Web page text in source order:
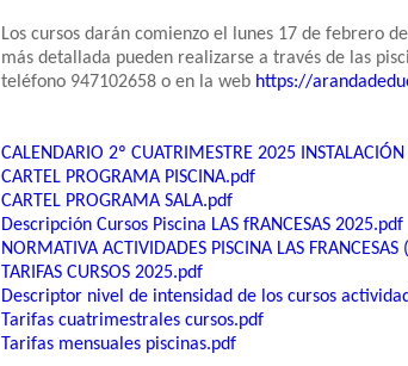
Los cursos darán comienzo el lunes 17 de febrero
más detallada pueden realizarse a través de las
teléfono 947102658 o en la web https://
CALENDARIO 2º CUATRIMESTRE 2025
CARTEL PROGRAMA PISCINA.pdf
CARTEL PROGRAMA SALA.pdf
Descripción Cursos Piscina LAS fRANCESAS 2025.pdf
NORMATIVA ACTIVIDADES PISCINA LAS
TARIFAS CURSOS 2025.pdf
Descriptor nivel de intensidad de los cursos
Tarifas cuatrimestrales cursos.pdf
Tarifas mensuales piscinas.pdf